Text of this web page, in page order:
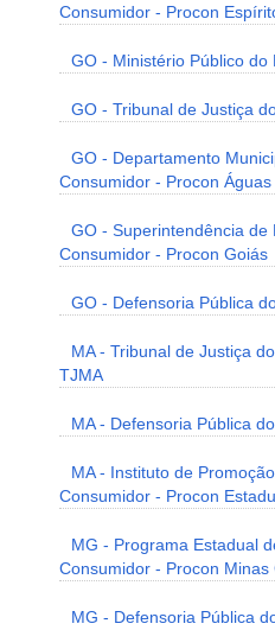
Consumidor - Procon
GO - Ministério Público do
GO - Tribunal de Justiça
GO - Departamento
Consumidor - Procon
GO - Superintendência de
Consumidor - Procon Goiás
GO - Defensoria Pública
MA - Tribunal de Justiça
TJMA
MA - Defensoria Pública
MA - Instituto de
Consumidor - Procon
MG - Programa Estadual
Consumidor - Procon Minas
MG - Defensoria Pública